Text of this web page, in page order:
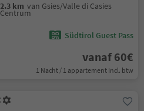
2.3 km van Gsies/Valle di Casies
Centrum
Südtirol Guest Pass
vanaf 60€
1 Nacht / 1 appartement Incl. btw